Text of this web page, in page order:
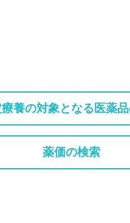
養の対象となる医薬
薬価の検索